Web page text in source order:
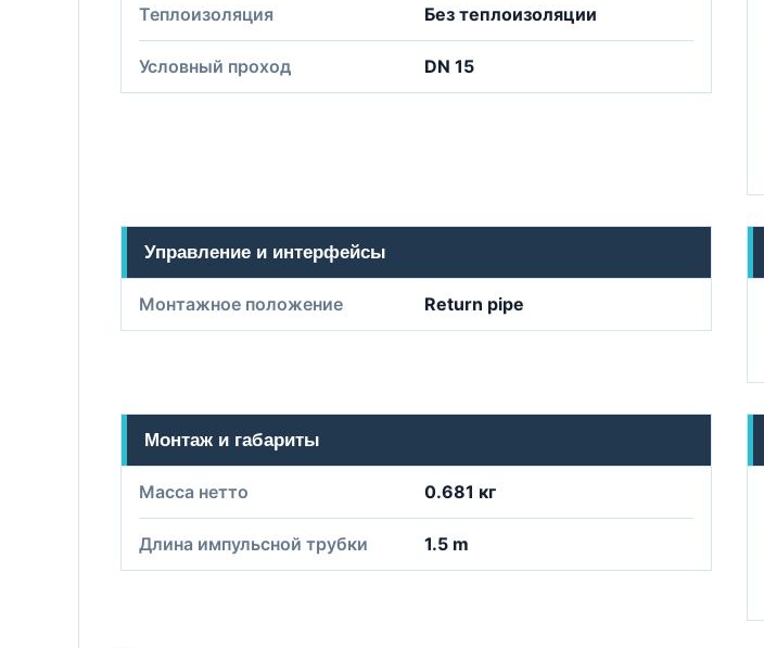
Теплоизоляция Без теплоизоляции
Условный проход DN 15
Управление и интерфейсы
Монтажное положение Return pipe
Монтаж и габариты
Масса нетто 0.681 кг
Длина импульсной трубки 1.5 m